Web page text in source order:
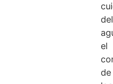
del
el
de